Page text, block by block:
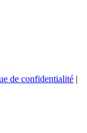
de confidentialité |